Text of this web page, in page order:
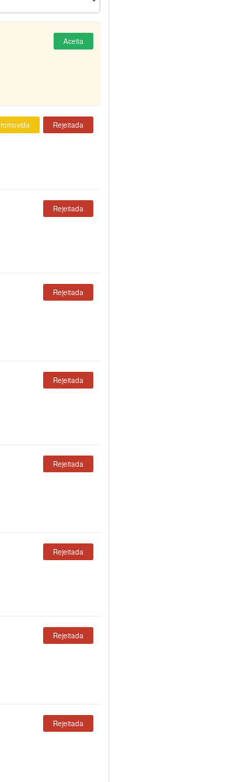
Aceita
Rejeitada
Rejeitada
Rejeitada
Rejeitada
Rejeitada
Rejeitada
Rejeitada
Rejeitada